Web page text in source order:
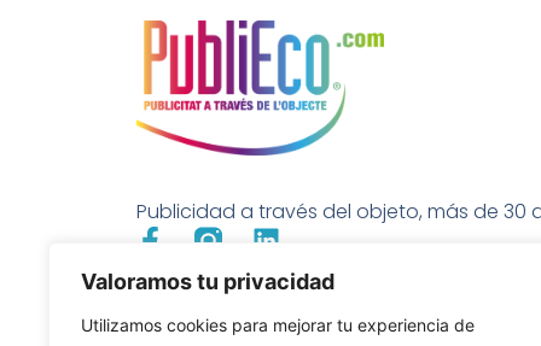
Valoramos tu privacidad
Utilizamos cookies para mejorar tu experiencia de
Publicidad a través del objeto, más de 30